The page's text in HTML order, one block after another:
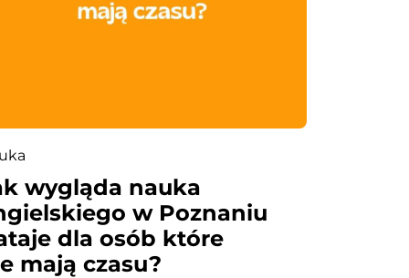
wygląda nauka
w Poznaniu
dla osób które
mają czasu?